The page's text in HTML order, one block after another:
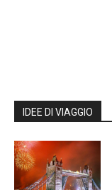
IDEE DI VIAGGIO